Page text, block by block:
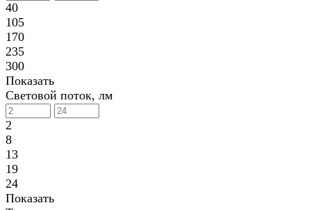
40
105
170
235
300
Показать
Световой поток, лм
2
8
13
19
24
Показать